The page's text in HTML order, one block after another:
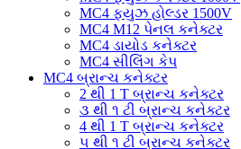
MC4 ફ્યુઝ હોલ્ડર 1500V
MC4 M12 પેનલ કનેક્ટર
MC4 ડાયોડ કનેક્ટર
MC4 સીલિંગ કેપ
MC4 બ્રાન્ચ કનેક્ટર
2 થી 1 T બ્રાન્ચ કનેક્ટર
૩ થી ૧ ટી બ્રાન્ચ કનેક્ટર
4 થી 1 T બ્રાન્ચ કનેક્ટર
૫ થી ૧ ટી બ્રાન્ચ કનેક્ટર